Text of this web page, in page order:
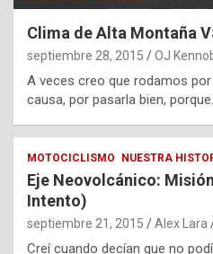
Clima de Alta Montaña
septiembre 28, 2015 OJ
A veces creo que rodamos
causa, por pasarla bien,
MOTOCICLISMO NUESTRA
Eje Neovolcánico:
Intento)
septiembre 21, 2015 Alex Lara
Creí cuando decían que no